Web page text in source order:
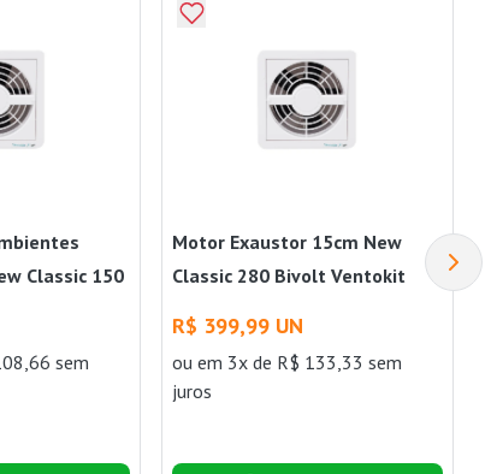
Classic 150
sem
Motor Exaustor 15cm New
Classic 280 Bivolt Ventokit
R$ 399,99 UN
ou em 3x de R$ 133,33 sem
juros